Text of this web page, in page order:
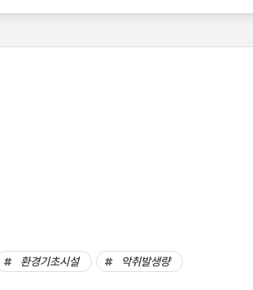
환경기초시설
악취발생량